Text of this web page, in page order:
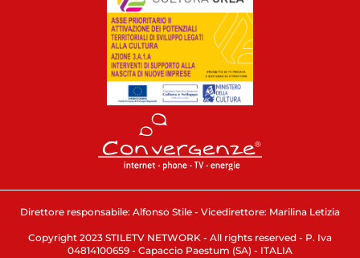
Direttore responsabile: Alfonso Stile - Vicedirettore: Marilina Letizia
Copyright 2023 STILETV NETWORK - All rights reserved - P. Iva
04814100659 - Capaccio Paestum (SA) - ITALIA